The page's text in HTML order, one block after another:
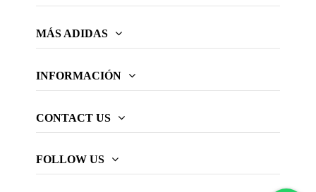
MÁS ADIDAS
INFORMACIÓN
CONTACT US
FOLLOW US